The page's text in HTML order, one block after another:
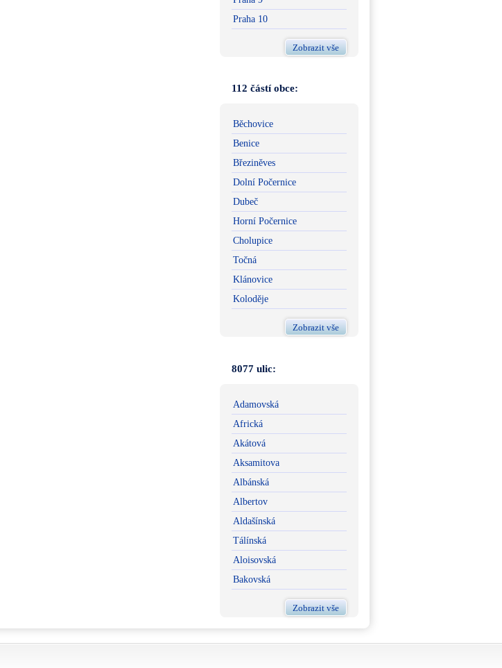
Praha 10
Zobrazit vše
112 částí obce:
Běchovice
Benice
Březiněves
Dolní Počernice
Dubeč
Horní Počernice
Cholupice
Točná
Klánovice
Koloděje
Zobrazit vše
8077 ulic:
Adamovská
Africká
Akátová
Aksamitova
Albánská
Albertov
Aldašínská
Tálínská
Aloisovská
Bakovská
Zobrazit vše